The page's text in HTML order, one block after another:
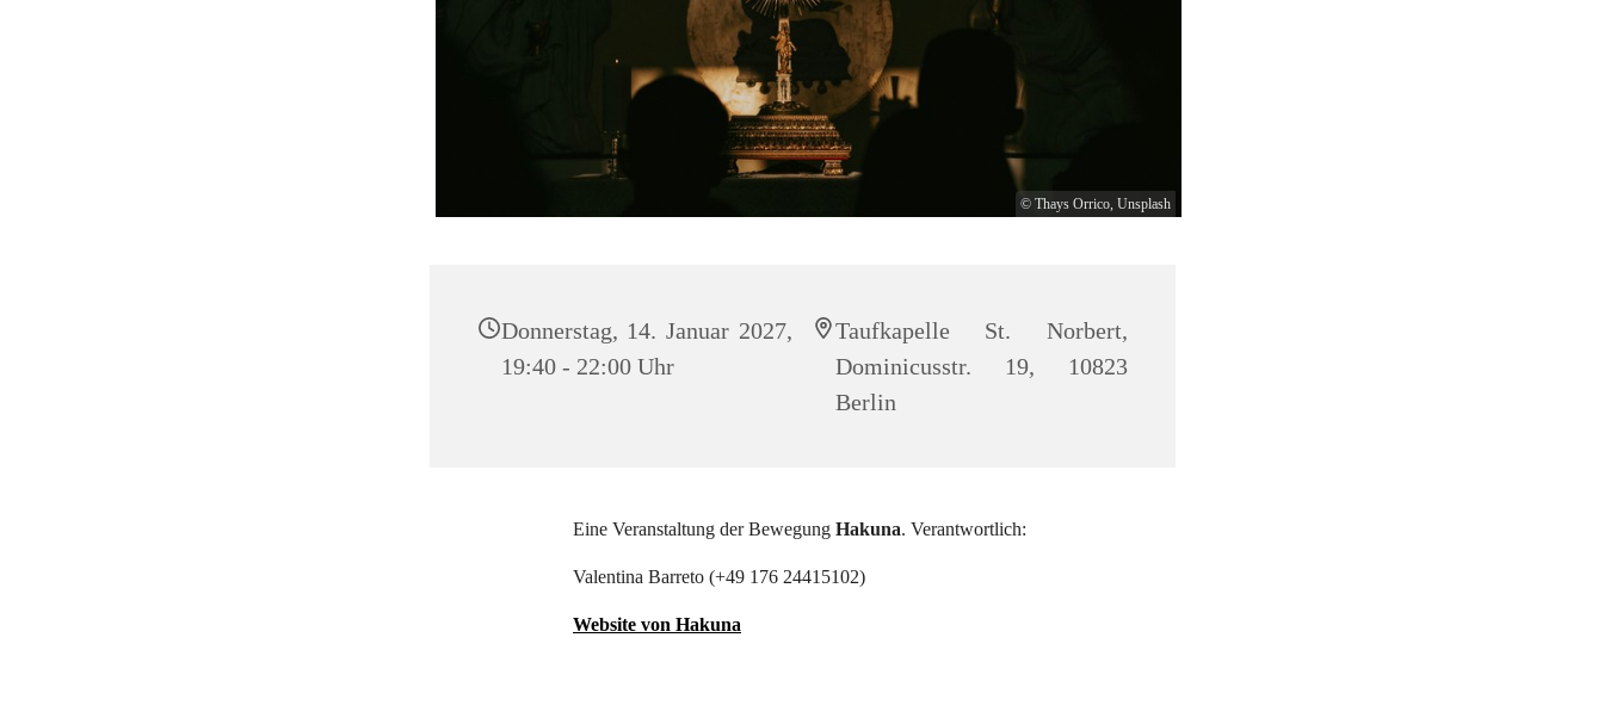
© Thays Orrico, Unsplash
Donnerstag, 14. Januar 2027,
19:40 - 22:00 Uhr
Taufkapelle St. Norbert,
Dominicusstr. 19, 10823
Berlin
Eine Veranstaltung der Bewegung Hakuna. Verantwortlich:
Valentina Barreto (+49 176 24415102)
Website von Hakuna